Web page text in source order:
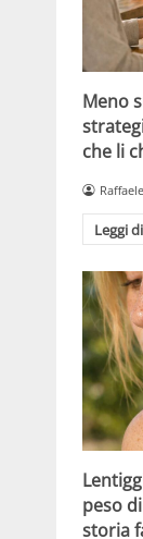
Meno
che li
Leggi
peso
storia